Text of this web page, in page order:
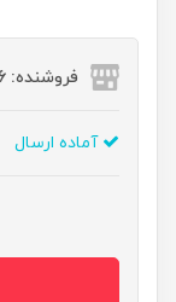
فروشنده: 56886436
آماده ارسال